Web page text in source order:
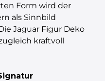
Form wird der
als Sinnbild
Jaguar Figur Deko
kraftvoll